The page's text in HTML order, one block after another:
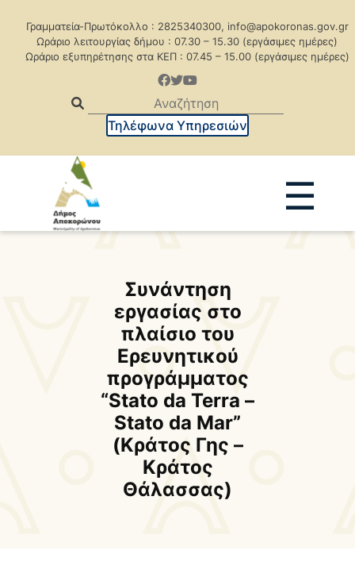
Γραμματεία-Πρωτόκολλο : 2825340300, info@apokoronas.gov.gr
Ωράριο λειτουργίας δήμου : 07.30 – 15.30 (εργάσιμες ημέρες)
Ωράριο εξυπηρέτησης στα ΚΕΠ : 07.45 – 15.00 (εργάσιμες ημέρες)
Τηλέφωνα Υπηρεσιών
Δημοπρασίες
Προκηρ. Δημ. Συμβάσεων
Δήμαρχος
Αντιδήμαρχοι και
Εντεταλμένοι Δημοτικοί
Σύμβουλοι
Δημοτικό Συμβούλιο
Δημοτική Επιτροπή
☰
Συνάντηση
εργασίας στο
πλαίσιο του
Ερευνητικού
προγράμματος
“Stato da Terra –
Stato da Mar”
(Κράτος Γης –
Κράτος
Θάλασσας)